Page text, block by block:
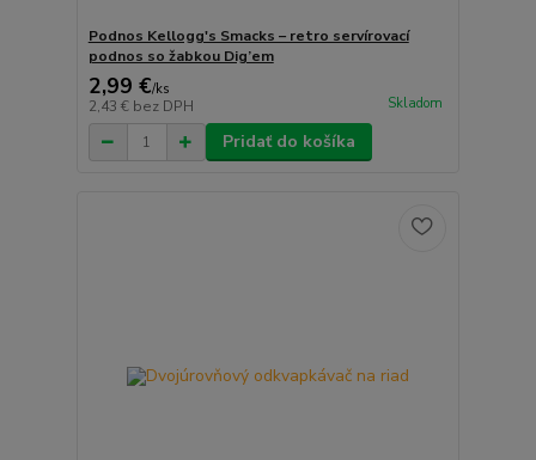
Podnos Kellogg's Smacks – retro servírovací
podnos so žabkou Dig’em
2,99 €/ks
2,43 € bez DPH Skladom
Pridať do košíka